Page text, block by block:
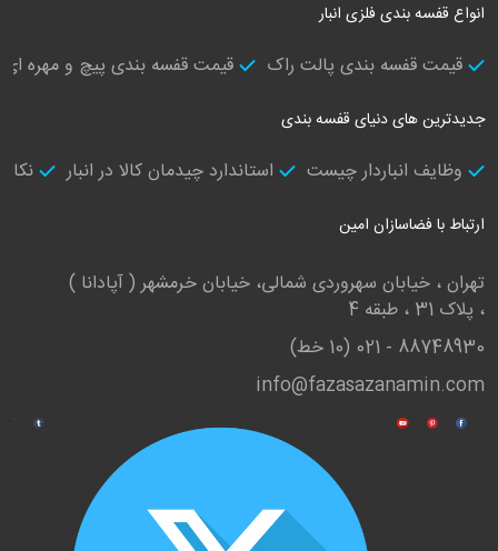
انواع قفسه بندی فلزی انبار
قیمت قفسه بندی پالت راک قیمت قفسه بندی پیچ و مهره ای
جدیدترین های دنیای قفسه بندی
وظایف انباردار چیست استاندارد چیدمان کالا در انبار
ارتباط با فضاسازان امین
تهران ، خیابان سهروردی شمالی، خیابان خرمشهر ( آپادانا )
، پلاک 31 ، طبقه 4
88748930 - 021 (10 خط)
info@fazasazanamin.com